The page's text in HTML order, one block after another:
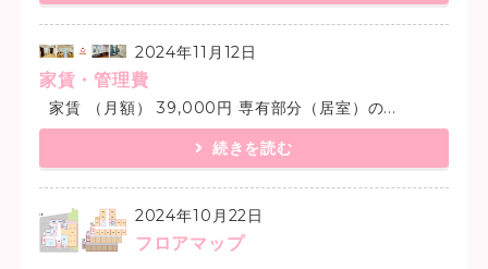
2024年11月12日
家賃・管理費
家賃 （月額） 39,000円 専有部分（居室）の...
続きを読む
2024年10月22日
フロアマップ